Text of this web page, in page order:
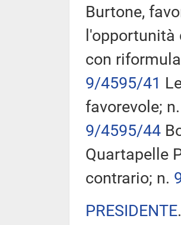
Burtone,
l'opportunità
con
9/4595/41
favorevole;
9/4595/44
Quartapelle
contrario; n.
PRESIDENTE